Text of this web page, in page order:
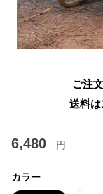
ご注
送料は
6,480 円
カラー